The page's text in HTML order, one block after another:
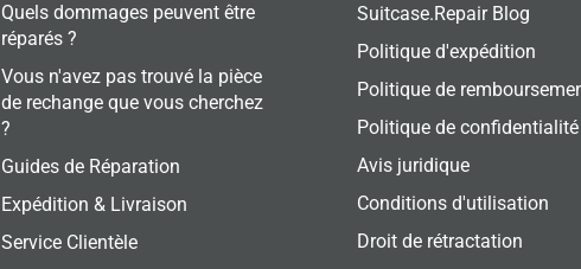
Quels dommages peuvent être
réparés ?
Vous n'avez pas trouvé la pièce
de rechange que vous cherchez
?
Guides de Réparation
Expédition & Livraison
Service Clientèle
Suitcase.Repair Blog
Politique d'expédition
Politique de
Politique de confidentialité
Avis juridique
Conditions d'utilisation
Droit de rétractation